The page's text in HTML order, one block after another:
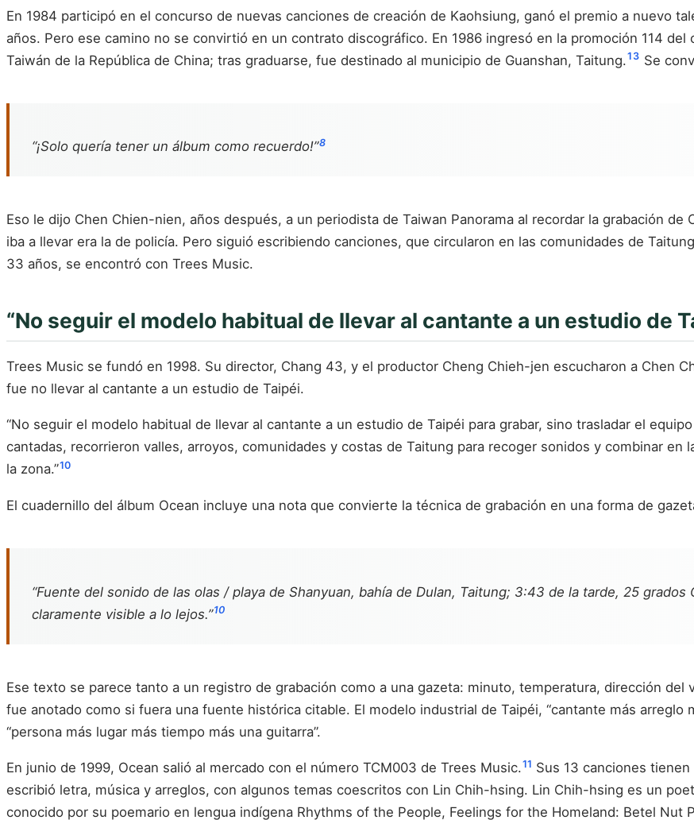
En 1984 participó en el concurso de nuevas canciones de creación de Kaohsiung, ganó el premio a nuevo
años. Pero ese camino no se convirtió en un contrato discográfico. En 1986 ingresó en la promoción 114
Taiwán de la República de China; tras graduarse, fue destinado al municipio de Guanshan, Taitung.1 3 Se
“¡Solo quería tener un álbum como recuerdo!”8
Eso le dijo Chen Chien-nien, años después, a un periodista de Taiwan Panorama al recordar la grabación
iba a llevar era la de policía. Pero siguió escribiendo canciones, que circularon en las comunidades de
33 años, se encontró con Trees Music.
“No seguir el modelo habitual de llevar al cantante a un estudio de
Trees Music se fundó en 1998. Su director, Chang 43, y el productor Cheng Chieh-jen escucharon a Chen
fue no llevar al cantante a un estudio de Taipéi.
“No seguir el modelo habitual de llevar al cantante a un estudio de Taipéi para grabar, sino trasladar el
cantadas, recorrieron valles, arroyos, comunidades y costas de Taitung para recoger sonidos y combinar en
la zona.”10
El cuadernillo del álbum Ocean incluye una nota que convierte la técnica de grabación en una forma de
“Fuente del sonido de las olas / playa de Shanyuan, bahía de Dulan, Taitung; 3:43 de la tarde, 25
claramente visible a lo lejos.”10
Ese texto se parece tanto a un registro de grabación como a una gazeta: minuto, temperatura, dirección
fue anotado como si fuera una fuente histórica citable. El modelo industrial de Taipéi, “cantante más arreglo
“persona más lugar más tiempo más una guitarra”.
En junio de 1999, Ocean salió al mercado con el número TCM003 de Trees Music.11 Sus 13 canciones
escribió letra, música y arreglos, con algunos temas coescritos con Lin Chih-hsing. Lin Chih-hsing es un
conocido por su poemario en lengua indígena Rhythms of the People, Feelings for the Homeland: Betel Nut